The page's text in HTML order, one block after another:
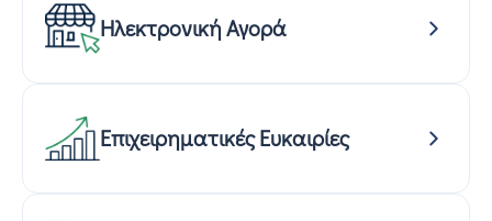
Ηλεκτρονική Αγορά
Επιχειρηματικές Ευκαιρίες